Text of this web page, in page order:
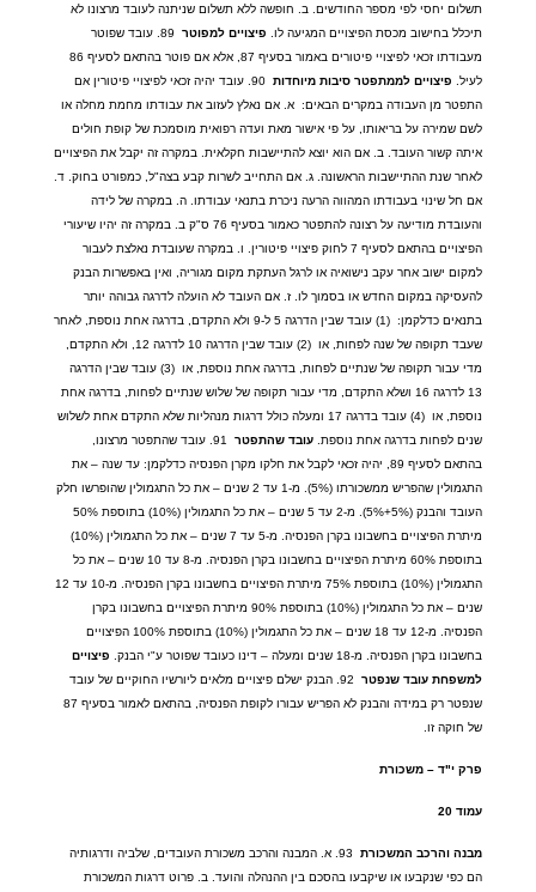
תשלום יחסי לפי מספר החודשים
ב
חופשה ללא תשלום שניתנה לעובד מרצונו לא
תיכלל בחישוב מכסת הפיצויים המגיעה לו
פיצויים למפוטר 89. עובד שפוטר
מעבודתו זכאי לפיצויי פיטורים באמור בסעיף
אלא אם פוטר בהתאם לסעיף
לעיל
פיצויים לממתפטר סיבות מיוחדות 90. עובד יהיה זכאי לפיצויי פיטורין אם
התפטר מן העבודה במקרים הבאים: א אם נאלץ לעזוב את עבודתו מחמת מחלה או
לשם שמירה על בריאותו על פי אישור מאת ועדה רפואית מוסמכת של קופת חולים
איתה קשור העובד
ב אם הוא יוצא להתיישבות חקלאית
במקרה זה יקבל את הפיצויים
לאחר שנת ההתיישבות הראשונה ג אם התחייב לשרות קבע בצה"ל כמפורט בחוק ד
אם חל שינוי בעבודתו המהווה הרעה ניכרת בתנאי עבודתו ה
במקרה של לידה
והעובדת מודיעה על רצונה להתפטר כאמור בסעיף
ס"ק ב
במקרה זה יהיו שיעורי
הפיצויים בהתאם לסעיף
לחוק פיצויי פיטורין ו
במקרה שעובדת נאלצת לעבור
למקום ישוב אחר עקב נישואיה או לרגל העתקת מקום מגוריה
ואין באפשרות הבנק
להעסיקה במקום החדש או בסמוך לו ז אם העובד לא הועלה לדרגה גבוהה יותר
בתנאים כדלקמן:
(1) עובד שבין הדרגה ל-9 ולא התקדם בדרגה אחת נוספת לאחר
שעבד תקופה של שנה לפחות או (2) עובד שבין הדרגה לדרגה ולא התקדם
מדי עבור תקופה של שנתיים לפחות
בדרגה אחת נוספת או (3)
עובד שבין הדרגה
13 לדרגה ושלא התקדם מדי עבור תקופה של שלוש שנתיים לפחות
בדרגה אחת
נוספת או (4) עובד בדרגה
ומעלה כולל דרגות מנהליות שלא התקדם אחת לשלוש
שנים לפחות בדרגה אחת נוספת עובד שהתפטר 91. עובד שהתפטר מרצונו
בהתאם לסעיף
יהיה זכאי לקבל את חלקו מקרן הפנסיה כדלקמן: עד שנה – את
התגמולין שהפריש ממשכורתו (5%). מ-1 עד שנים – את כל התגמולין שהופרשו חלק
העובד והבנק (5%+5%). מ-2 עד שנים – את כל התגמולין (10%) בתוספת
מיתרת הפיצויים בחשבונו בקרן הפנסיה
מ-5 עד שנים – את כל התגמולין (10%)
בתוספת
מיתרת הפיצויים בחשבונו בקרן הפנסיה מ-8 עד שנים – את כל
התגמולין (10%) בתוספת מיתרת הפיצויים בחשבונו בקרן הפנסיה מ-10 עד
שנים – את כל התגמולין (10%) בתוספת
מיתרת הפיצויים בחשבונו בקרן
הפנסיה
מ-12 עד שנים – את כל התגמולין (10%) בתוספת
הפיצויים
בחשבונו בקרן הפנסיה
מ-18 שנים ומעלה – דינו כעובד שפוטר ע"י הבנק
פיצויים
למשפחת עובד שנפטר 92. הבנק ישלם פיצויים מלאים ליורשיו החוקיים של עובד
שנפטר רק במידה והבנק לא הפריש עבורו לקופת הפנסיה
בהתאם לאמור בסעיף
של חוקה זו
פרק י"ד – משכורת
עמוד
מבנה והרכב המשכורת 93. א המבנה והרכב משכורת העובדים שלביה ודרגותיה
הם כפי שנקבעו או שיקבעו בהסכם בין ההנהלה והועד
ב פרוט דרגות המשכורת